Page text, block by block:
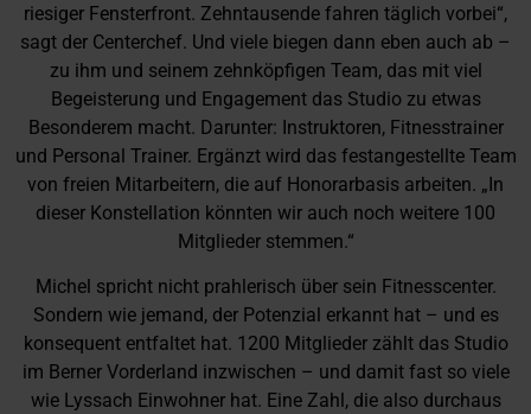
riesiger Fensterfront. Zehntausende fahren täglich vorbei“,
sagt der Centerchef. Und viele biegen dann eben auch ab –
zu ihm und seinem zehnköpfigen Team, das mit viel
Begeisterung und Engagement das Studio zu etwas
Besonderem macht. Darunter: Instruktoren, Fitnesstrainer
und Personal Trainer. Ergänzt wird das festangestellte Team
von freien Mitarbeitern, die auf Honorarbasis arbeiten. „In
dieser Konstellation könnten wir auch noch weitere 100
Mitglieder stemmen.“
Michel spricht nicht prahlerisch über sein Fitnesscenter.
Sondern wie jemand, der Potenzial erkannt hat – und es
konsequent entfaltet hat. 1200 Mitglieder zählt das Studio
im Berner Vorderland inzwischen – und damit fast so viele
wie Lyssach Einwohner hat. Eine Zahl, die also durchaus